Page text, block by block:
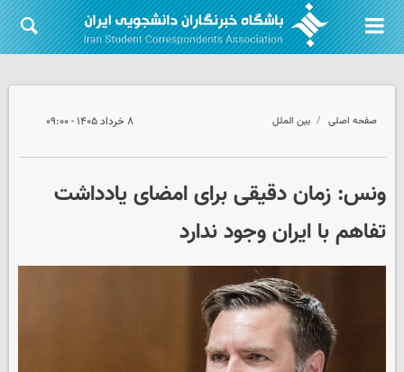
صفحه اصلی بین الملل ۸ خرداد ۱۴۰۵ - ۰۹:۰۰
ونس: زمان دقیقی برای امضای یادداشت
تفاهم با ایران وجود ندارد